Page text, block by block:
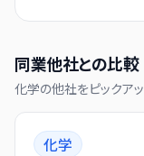
同業他社との比較
化学の他社をピックア
化学